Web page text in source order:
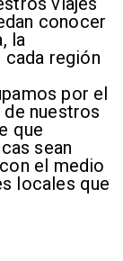
conocer
la
región
por el
nuestros
que
sean
el medio
locales que